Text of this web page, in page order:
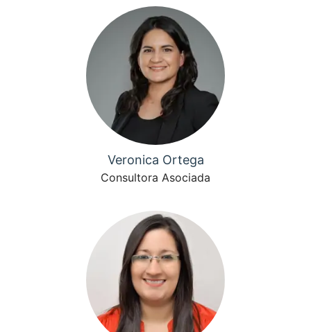
Veronica Ortega
Consultora Asociada